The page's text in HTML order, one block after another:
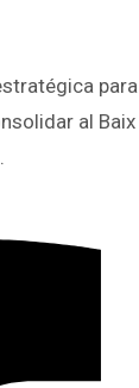
para
al Baix